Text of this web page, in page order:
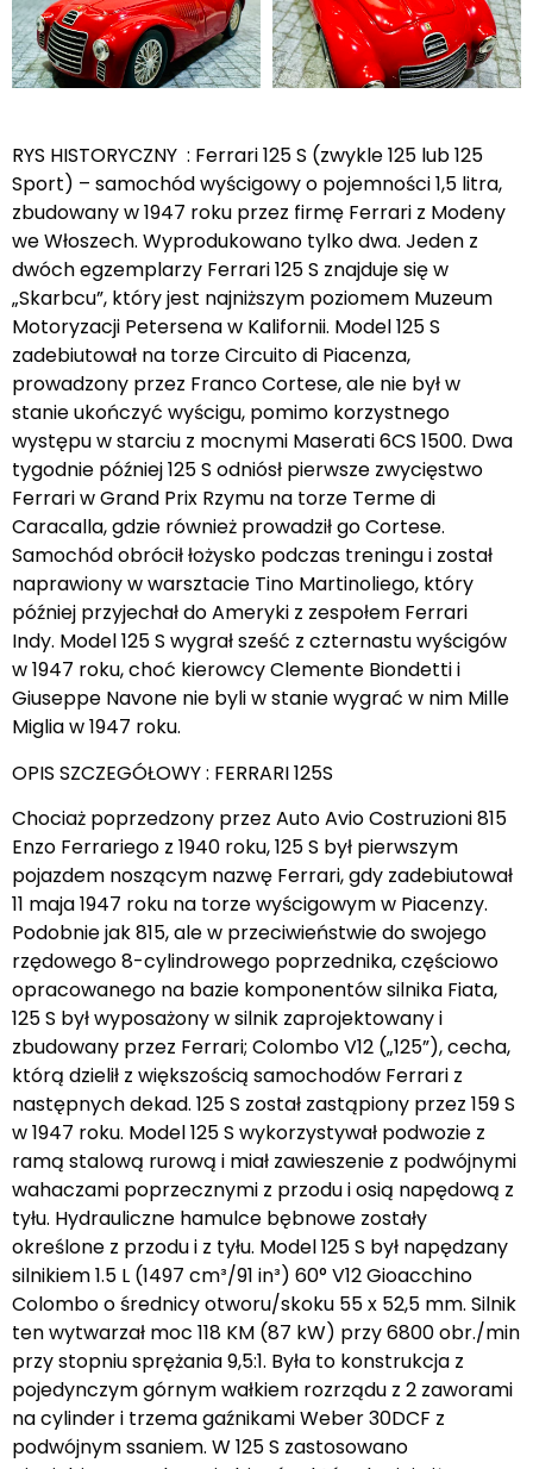
RYS HISTORYCZNY : Ferrari 125 S (zwykle 125 lub 125
Sport) – samochód wyścigowy o pojemności 1,5 litra,
zbudowany w 1947 roku przez firmę Ferrari z Modeny
we Włoszech. Wyprodukowano tylko dwa. Jeden z
dwóch egzemplarzy Ferrari 125 S znajduje się w
„Skarbcu”, który jest najniższym poziomem Muzeum
Motoryzacji Petersena w Kalifornii. Model 125 S
zadebiutował na torze Circuito di Piacenza,
prowadzony przez Franco Cortese, ale nie był w
stanie ukończyć wyścigu, pomimo korzystnego
występu w starciu z mocnymi Maserati 6CS 1500. Dwa
tygodnie później 125 S odniósł pierwsze zwycięstwo
Ferrari w Grand Prix Rzymu na torze Terme di
Caracalla, gdzie również prowadził go Cortese.
Samochód obrócił łożysko podczas treningu i został
naprawiony w warsztacie Tino Martinoliego, który
później przyjechał do Ameryki z zespołem Ferrari
Indy. Model 125 S wygrał sześć z czternastu wyścigów
w 1947 roku, choć kierowcy Clemente Biondetti i
Giuseppe Navone nie byli w stanie wygrać w nim Mille
Miglia w 1947 roku.
OPIS SZCZEGÓŁOWY : FERRARI 125S
Chociaż poprzedzony przez Auto Avio Costruzioni 815
Enzo Ferrariego z 1940 roku, 125 S był pierwszym
pojazdem noszącym nazwę Ferrari, gdy zadebiutował
11 maja 1947 roku na torze wyścigowym w Piacenzy.
Podobnie jak 815, ale w przeciwieństwie do swojego
rzędowego 8-cylindrowego poprzednika, częściowo
opracowanego na bazie komponentów silnika Fiata,
125 S był wyposażony w silnik zaprojektowany i
zbudowany przez Ferrari; Colombo V12 („125”), cecha,
którą dzielił z większością samochodów Ferrari z
następnych dekad. 125 S został zastąpiony przez 159 S
w 1947 roku. Model 125 S wykorzystywał podwozie z
ramą stalową rurową i miał zawieszenie z podwójnymi
wahaczami poprzecznymi z przodu i osią napędową z
tyłu. Hydrauliczne hamulce bębnowe zostały
określone z przodu i z tyłu. Model 125 S był napędzany
silnikiem 1.5 L (1497 cm³/91 in³) 60° V12 Gioacchino
Colombo o średnicy otworu/skoku 55 x 52,5 mm. Silnik
ten wytwarzał moc 118 KM (87 kW) przy 6800 obr./min
przy stopniu sprężania 9,5:1. Była to konstrukcja z
pojedynczym górnym wałkiem rozrządu z 2 zaworami
na cylinder i trzema gaźnikami Weber 30DCF z
podwójnym ssaniem. W 125 S zastosowano